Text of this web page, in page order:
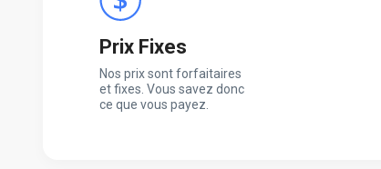
Prix Fixes
Nos prix sont forfaitaires
et fixes. Vous savez donc
ce que vous payez.